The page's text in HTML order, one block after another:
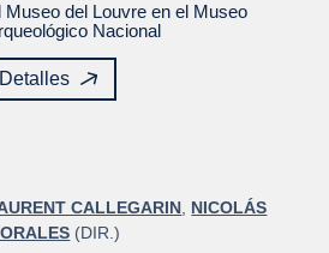
Museo del Louvre en el Museo
Nacional
Detalles
CALLEGARIN NICOLÁS
(DIR.)